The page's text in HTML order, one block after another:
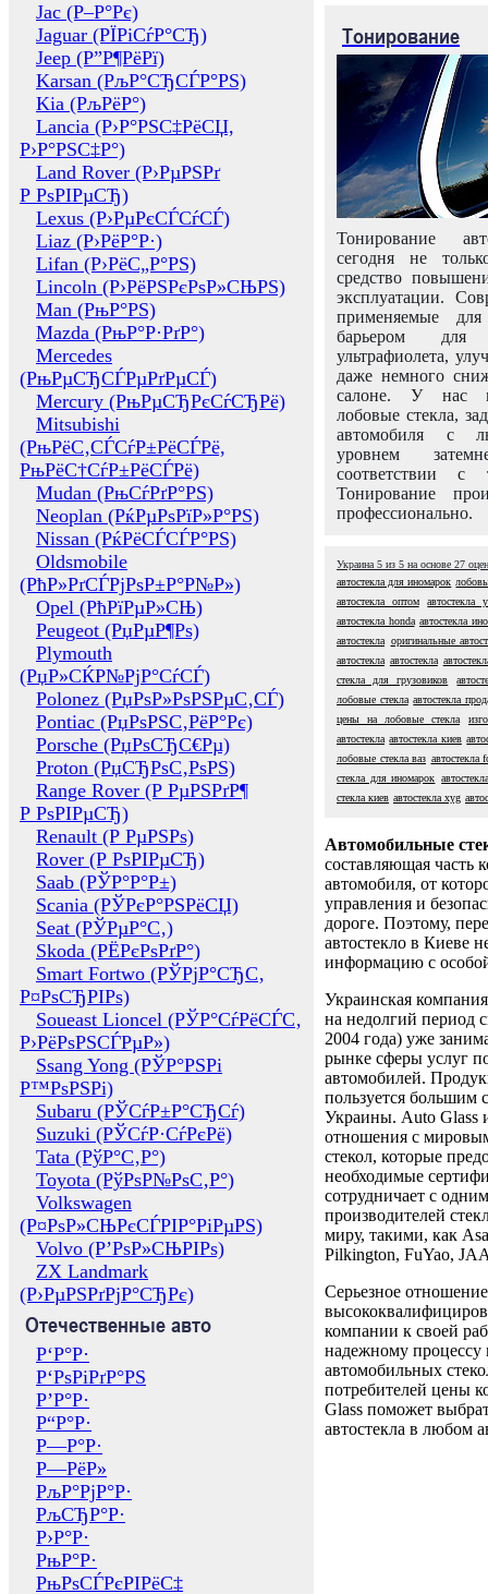
Jac (Р–Р°Рє)
Jaguar (РЇРіСѓР°СЂ)
Jeep (Р”Р¶РёРї)
Karsan (РљР°СЂСЃР°РЅ)
Kia (РљРёР°)
Lancia (Р›Р°РЅС‡РёСЏ,
Р›Р°РЅС‡Р°)
Land Rover (Р›РµРЅРґ
Р РѕРІРµСЂ)
Lexus (Р›РµРєСЃСѓСЃ)
Liaz (Р›РёР°Р·)
Lifan (Р›РёС„Р°РЅ)
Lincoln (Р›РёРЅРєРѕР»СЊРЅ)
Man (РњР°РЅ)
Mazda (РњР°Р·РґР°)
Mercedes
(РњРµСЂСЃРµРґРµСЃ)
Mercury (РњРµСЂРєСѓСЂРё)
Mitsubishi
(РњРёС‚СЃСѓР±РёСЃРё,
РњРёС†СѓР±РёСЃРё)
Mudan (РњСѓРґР°РЅ)
Neoplan (РќРµРѕРїР»Р°РЅ)
Nissan (РќРёСЃСЃР°РЅ)
Oldsmobile
(РћР»РґСЃРјРѕР±Р°Р№Р»)
Opel (РћРїРµР»СЊ)
Peugeot (РџРµР¶Рѕ)
Plymouth
(РџР»СЌР№РјР°СѓСЃ)
Polonez (РџРѕР»РѕРЅРµС‚СЃ)
Pontiac (РџРѕРЅС‚РёР°Рє)
Porsche (РџРѕСЂС€Рµ)
Proton (РџСЂРѕС‚РѕРЅ)
Range Rover (Р РµРЅРґР¶
Р РѕРІРµСЂ)
Renault (Р РµРЅРѕ)
Rover (Р РѕРІРµСЂ)
Saab (РЎР°Р°Р±)
Scania (РЎРєР°РЅРёСЏ)
Seat (РЎРµР°С‚)
Skoda (РЁРєРѕРґР°)
Smart Fortwo (РЎРјР°СЂС‚
Р¤РѕСЂРІРѕ)
Soueast Lioncel (РЎР°СѓРёСЃС‚
Р›РёРѕРЅСЃРµР»)
Ssang Yong (РЎР°РЅРі
Р™РѕРЅРі)
Subaru (РЎСѓР±Р°СЂСѓ)
Suzuki (РЎСѓР·СѓРєРё)
Tata (РўР°С‚Р°)
Toyota (РўРѕР№РѕС‚Р°)
Volkswagen
(Р¤РѕР»СЊРєСЃРІР°РіРµРЅ)
Volvo (Р’РѕР»СЊРІРѕ)
ZX Landmark
(Р›РµРЅРґРјР°СЂРє)
Отечественные авто
Р‘Р°Р·
Р‘РѕРіРґР°РЅ
Р’Р°Р·
Р“Р°Р·
Р—Р°Р·
Р—РёР»
РљР°РјР°Р·
РљСЂР°Р·
Р›Р°Р·
РњР°Р·
РњРѕСЃРєРІРёС‡
Тонирование
Тонирование
сегодня не
средство
эксплуатации.
применяемые
барьером для
ультрафиолета,
даже немного
салоне. У нас
лобовые стекла,
автомобиля с
уровнем
соответствии с
Тонирование
профессионально.
Украина 5 из 5 на основе 27
автостекла для иномарок
автостекла оптом
автостекла
автостекла honda автостекла
автостекла оригинальные
автостекла автостекла
стекла для грузовиков
лобовые стекла автостекла
цены на лобовые стекла
автостекла автостекла киев
лобовые стекла ваз автостекла
стекла для иномарок
стекла киев автостекла xyg
Автомобильные
составляющая часть
автомобиля, от
управления и
дороге. Поэтому,
автостекло в Киеве
информацию с
Украинская
на недолгий период
2004 года) уже
рынке сферы услуг
автомобилей.
пользуется большим
Украины. Auto Glass
отношения с
стекол, которые
необходимые
сотрудничает с
производителей
миру, такими, как
Pilkington, FuYao,
Серьезное отношение
компании к своей
надежному процессу
автомобильных
потребителей цены
Glass поможет
автостекла в любом